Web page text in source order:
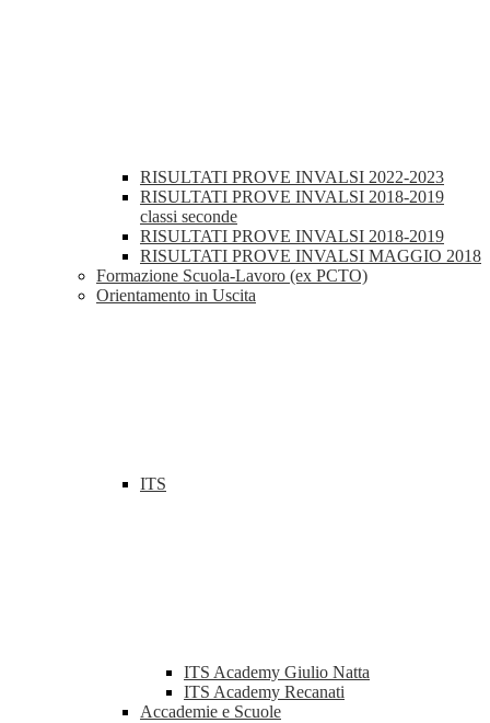
RISULTATI PROVE INVALSI 2022-2023
RISULTATI PROVE INVALSI 2018-2019
classi seconde
RISULTATI PROVE INVALSI 2018-2019
RISULTATI PROVE INVALSI MAGGIO 2018
Formazione Scuola-Lavoro (ex PCTO)
Orientamento in Uscita
ITS
ITS Academy Giulio Natta
ITS Academy Recanati
Accademie e Scuole